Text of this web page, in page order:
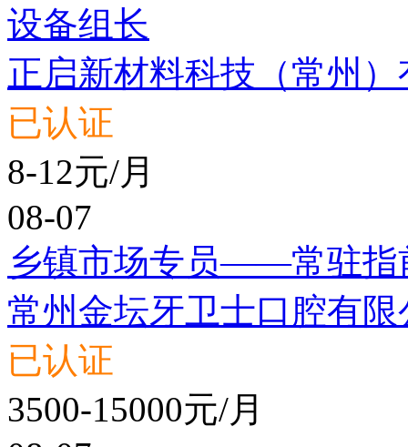
设备组长
正启新材料科技（常州
已认证
8-12元/月
08-07
乡镇市场专员——常驻指
常州金坛牙卫士口腔有限
已认证
3500-15000元/月